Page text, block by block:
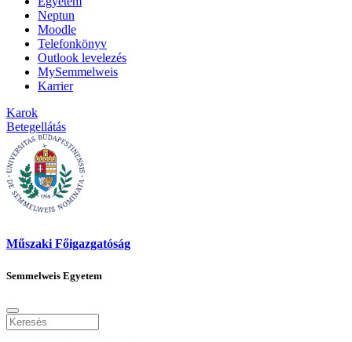
Neptun
Moodle
Telefonkönyv
Outlook levelezés
MySemmelweis
Karrier
Karok
Betegellátás
Műszaki Főigazgatóság
Semmelweis Egyetem